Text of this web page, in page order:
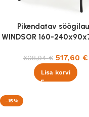
Pikendatav
WINDSOR 160-
608,94€ 517,60 €
Lisa korvi
-15%